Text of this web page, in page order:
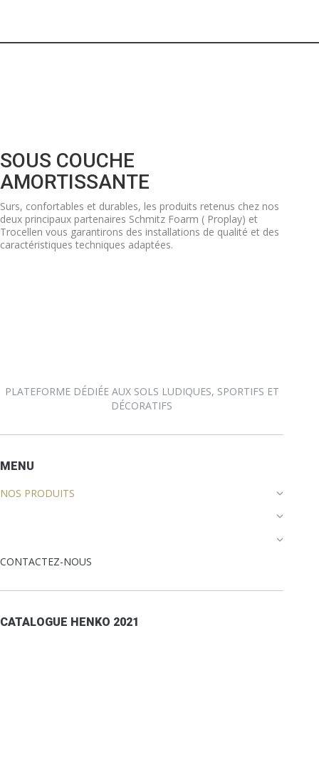
SOUS COUCHE
AMORTISSANTE
Surs, confortables et durables, les produits retenus chez nos
deux principaux partenaires Schmitz Foarm ( Proplay) et
Trocellen vous garantirons des installations de qualité et des
caractéristiques techniques adaptées.
PLATEFORME DÉDIÉE AUX SOLS LUDIQUES, SPORTIFS ET
DÉCORATIFS
MENU
NOS PRODUITS
CONTACTEZ-NOUS
CATALOGUE HENKO 2021